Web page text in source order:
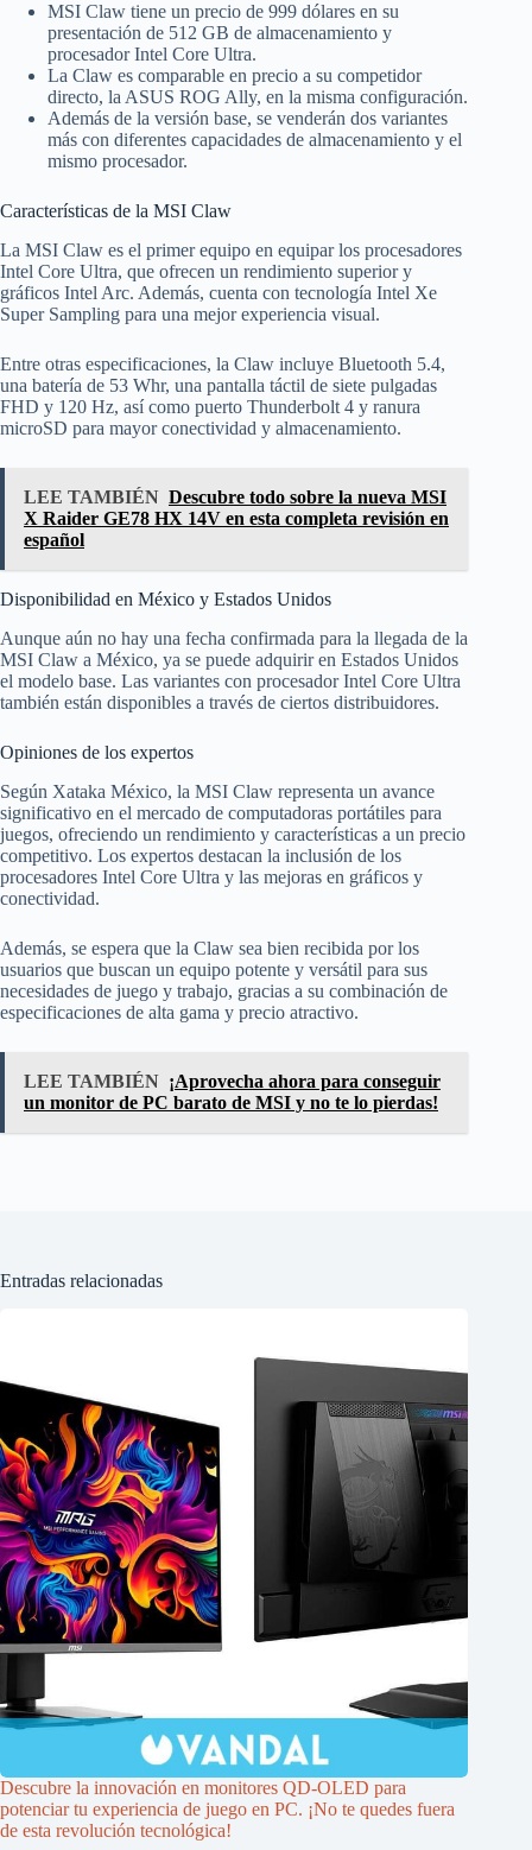
MSI Claw tiene un precio de 999 dólares en su
presentación de 512 GB de almacenamiento y
procesador Intel Core Ultra.
La Claw es comparable en precio a su competidor
directo, la ASUS ROG Ally, en la misma configuración.
Además de la versión base, se venderán dos variantes
más con diferentes capacidades de almacenamiento y el
mismo procesador.
Características de la MSI Claw
La MSI Claw es el primer equipo en equipar los procesadores
Intel Core Ultra, que ofrecen un rendimiento superior y
gráficos Intel Arc. Además, cuenta con tecnología Intel Xe
Super Sampling para una mejor experiencia visual.
Entre otras especificaciones, la Claw incluye Bluetooth 5.4,
una batería de 53 Whr, una pantalla táctil de siete pulgadas
FHD y 120 Hz, así como puerto Thunderbolt 4 y ranura
microSD para mayor conectividad y almacenamiento.
LEE TAMBIÉN Descubre todo sobre la nueva MSI
X Raider GE78 HX 14V en esta completa revisión en
español
Disponibilidad en México y Estados Unidos
Aunque aún no hay una fecha confirmada para la llegada de la
MSI Claw a México, ya se puede adquirir en Estados Unidos
el modelo base. Las variantes con procesador Intel Core Ultra
también están disponibles a través de ciertos distribuidores.
Opiniones de los expertos
Según Xataka México, la MSI Claw representa un avance
significativo en el mercado de computadoras portátiles para
juegos, ofreciendo un rendimiento y características a un precio
competitivo. Los expertos destacan la inclusión de los
procesadores Intel Core Ultra y las mejoras en gráficos y
conectividad.
Además, se espera que la Claw sea bien recibida por los
usuarios que buscan un equipo potente y versátil para sus
necesidades de juego y trabajo, gracias a su combinación de
especificaciones de alta gama y precio atractivo.
LEE TAMBIÉN ¡Aprovecha ahora para conseguir
un monitor de PC barato de MSI y no te lo pierdas!
Entradas relacionadas
Descubre la innovación en monitores QD-OLED para
potenciar tu experiencia de juego en PC. ¡No te quedes fuera
de esta revolución tecnológica!